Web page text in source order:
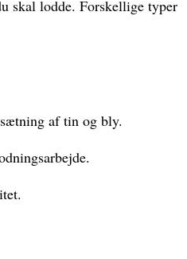
skal lodde. Forskellige typer
af tin og bly.